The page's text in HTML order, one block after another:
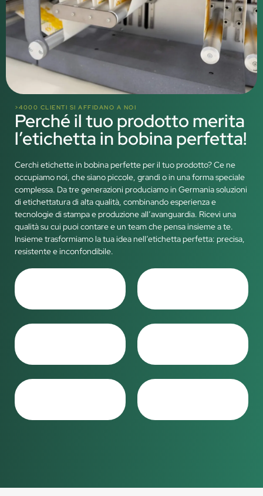
>4000 CLIENTI SI AFFIDANO A NOI
Perché il tuo prodotto merita
l’etichetta in bobina perfetta!
Cerchi etichette in bobina perfette per il tuo prodotto? Ce ne
occupiamo noi, che siano piccole, grandi o in una forma speciale
complessa. Da tre generazioni produciamo in Germania soluzioni
di etichettatura di alta qualità, combinando esperienza e
tecnologie di stampa e produzione all’avanguardia. Ricevi una
qualità su cui puoi contare e un team che pensa insieme a te.
Insieme trasformiamo la tua idea nell’etichetta perfetta: precisa,
resistente e inconfondibile.